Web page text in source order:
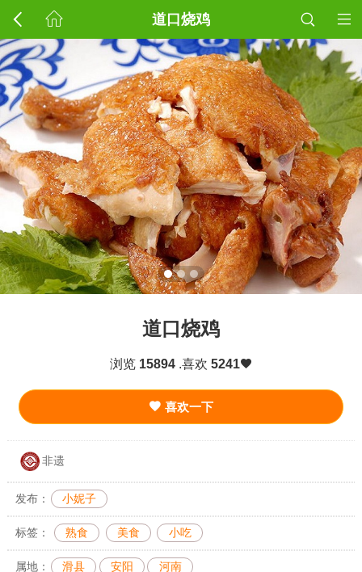
道口烧鸡
道口烧鸡
浏览 15894.喜欢 5241
喜欢一下
非遗
发布： 小妮子
标签： 熟食 美食 小吃
属地： 滑县 安阳 河南